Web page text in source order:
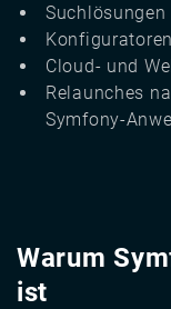
Konfiguratoren
Cloud- und
Relaunches
Symfony-
Warum
ist